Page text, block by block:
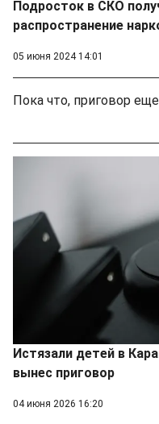
Подросток в СКО
распространение
05 июня 2024 14:01
Пока что, приговор
Истязали детей в
вынес приговор
04 июня 2026 16:20